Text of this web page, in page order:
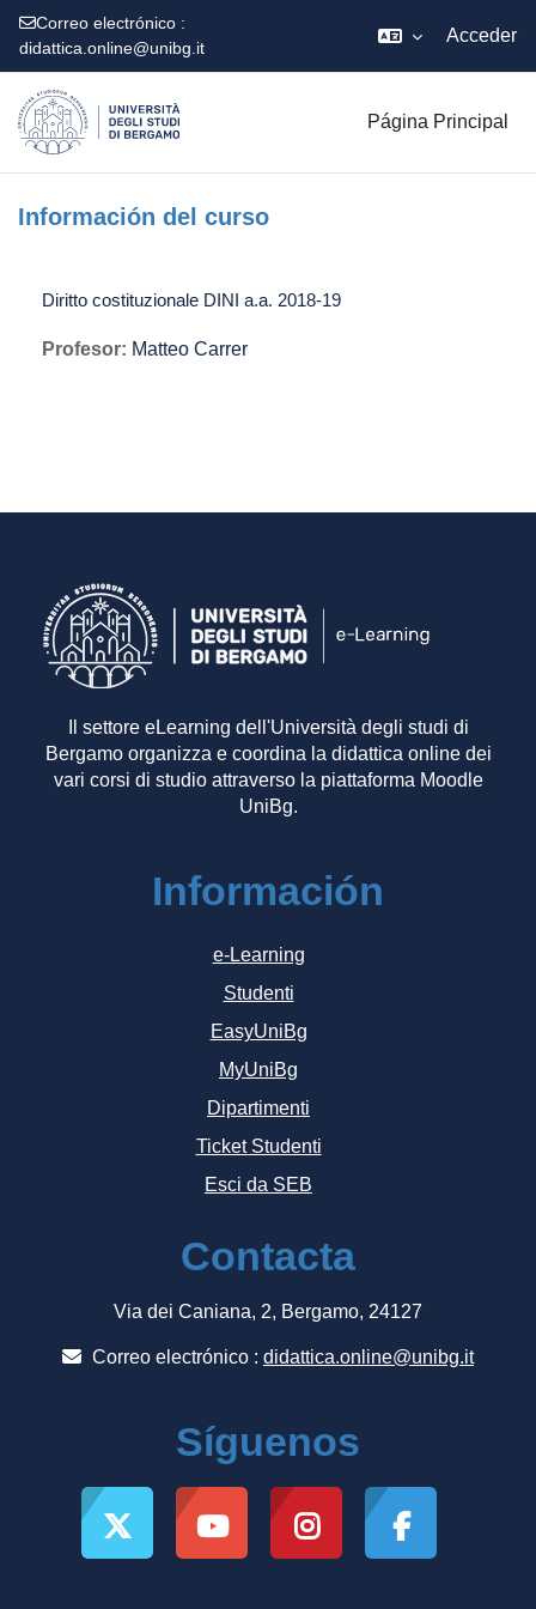
Correo electrónico :
didattica.online@unibg.it
Acceder
Página Principal
Información del curso
Diritto costituzionale DINI a.a. 2018-19
Profesor: Matteo Carrer
Il settore eLearning dell'Università degli studi di
Bergamo organizza e coordina la didattica online dei
vari corsi di studio attraverso la piattaforma Moodle
UniBg.
Información
e-Learning
Studenti
EasyUniBg
MyUniBg
Dipartimenti
Ticket Studenti
Esci da SEB
Contacta
Via dei Caniana, 2, Bergamo, 24127
Correo electrónico : didattica.online@unibg.it
Síguenos